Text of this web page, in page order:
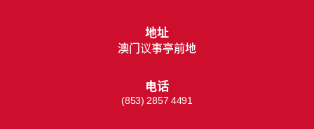
地址
澳门议事亭前地
电话
(853) 2857 4491